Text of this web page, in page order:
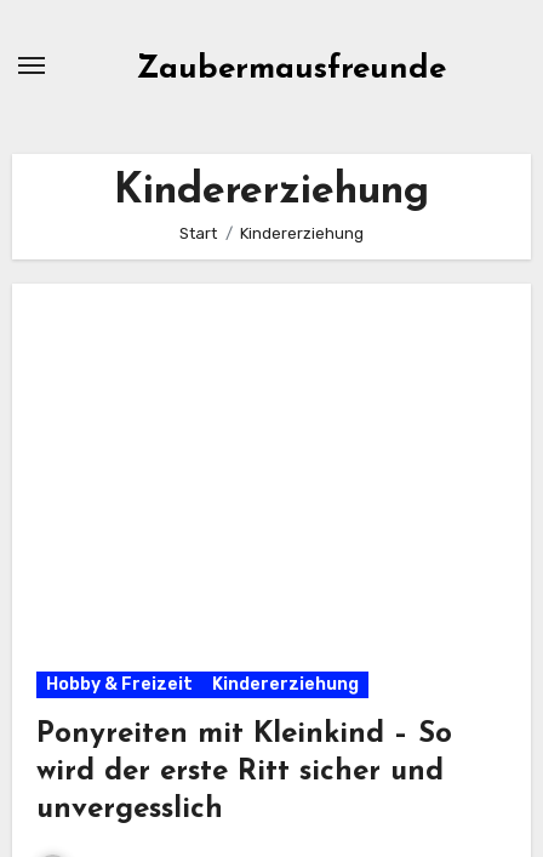
Zaubermausfreunde
Kindererziehung
Start Kindererziehung
Hobby & Freizeit Kindererziehung
Ponyreiten mit Kleinkind – So
wird der erste Ritt sicher und
unvergesslich